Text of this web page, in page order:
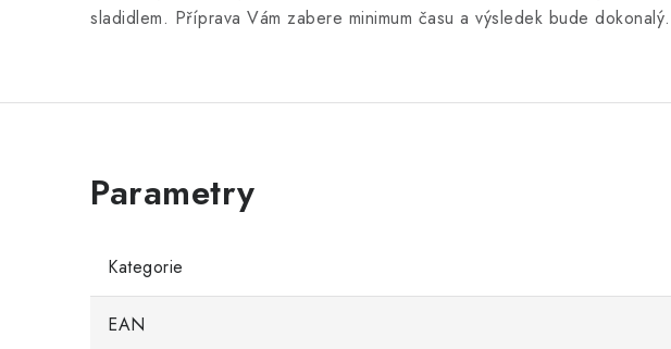
sladidlem. Příprava Vám zabere minimum času a výsledek bude dokonalý.
Kategorie
EAN